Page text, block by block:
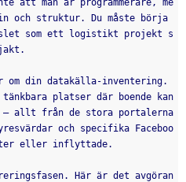
att man är programmerare, me
och struktur. Du måste börja
som ett logistikt projekt s
om din datakälla-inventering.
platser där boende kan
– allt från de stora portalerna
och specifika Faceboo
eller inflyttade.
Här är det avgöran